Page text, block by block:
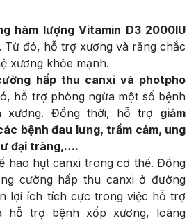
hàm lượng Vitamin D3 2000IU
Từ đó, hỗ trợ xương và răng chắc
xương khỏe mạnh.
hấp thu canxi và photpho
hỗ trợ phòng ngừa một số bệnh
xương. Đồng thời, hỗ trợ giảm
bệnh đau lưng, trầm cảm, ung
đại tràng,….
hao hụt canxi trong cơ thể. Đồng
cường hấp thu canxi ở đường
lợi ích tích cực trong việc hỗ trợ
hỗ trợ bệnh xốp xương, loãng